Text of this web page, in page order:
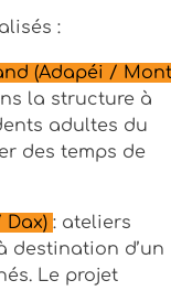
:
(Adapéi /
la structure à
adultes du
des temps de
Dax) : ateliers
destination d’un
Le projet